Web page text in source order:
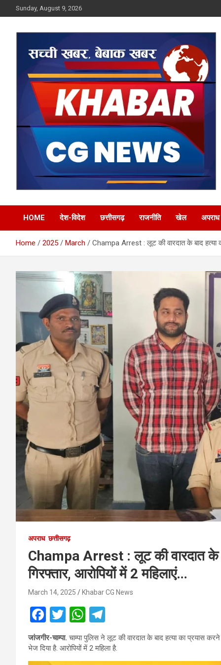
to
Sunday, August 9, 2026
Khabar CG News
HOME देश-विदेश छत्तीसगढ़ राजनीति खेल अपराध
Home 2025 March Champa Arrest : लूट की वारदात के बाद हत्या
अपराध छत्तीसगढ़
Champa Arrest : लूट की वारदात के
गिरफ्तार, आरोपियों में 2 महिलाएं…
March 14, 2025 Khabar CG News
F
a
ce
T
wi
tt
W
h
at
el
e
जांजगीर-चाम्पा. चाम्पा पुलिस ने लूट की वारदात के बाद हत्या का प्रयास करने
भेज दिया है. आरोपियों में 2 महिला है.